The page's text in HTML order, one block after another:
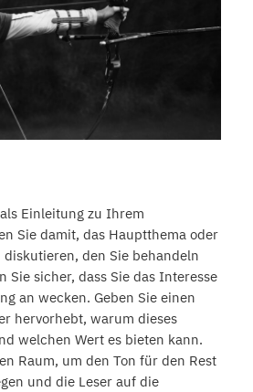
Einleitung zu Ihrem
Sie damit, das Hauptthema oder
den Sie behandeln
Sie sicher, dass Sie das Interesse
an wecken. Geben Sie einen
hervorhebt, warum dieses
welchen Wert es bieten kann.
Raum, um den Ton für den Rest
und die Leser auf die